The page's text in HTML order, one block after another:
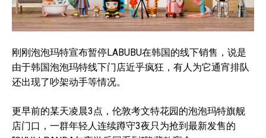
刚刚泡泡玛特宣布暂停LABUBU在韩国的线下销售，说是
由于韩国泡泡玛特线下门店近乎疯狂，有人为它通宵排队
还出现了吵架动手等情况。
更早前的某天凌晨3点，伦敦考文特花园的泡泡玛特旗舰
店门口，一群年轻人连续蹲守3夜只为抢到最新发售的